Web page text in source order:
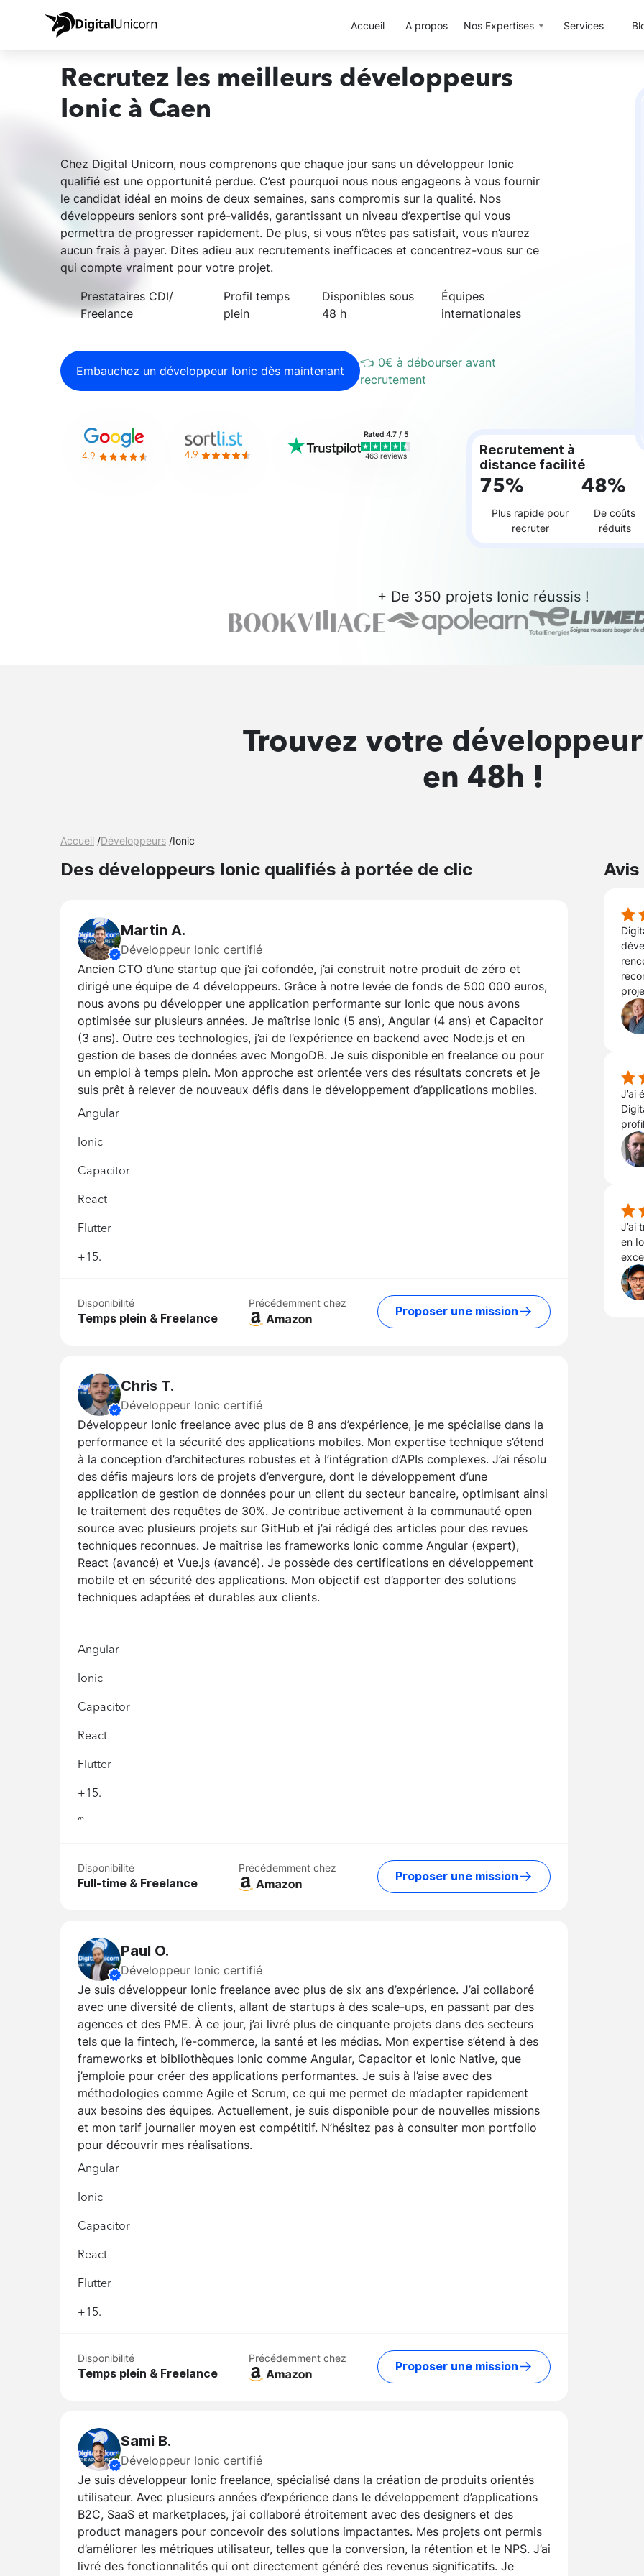
Accueil A propos Nos Expertises Services
Recrutez les meilleurs développeurs
Ionic à Caen
Chez Digital Unicorn, nous comprenons que chaque jour sans un développeur Ionic
qualifié est une opportunité perdue. C’est pourquoi nous nous engageons à vous fournir
le candidat idéal en moins de deux semaines, sans compromis sur la qualité. Nos
développeurs seniors sont pré-validés, garantissant un niveau d’expertise qui vous
permettra de progresser rapidement. De plus, si vous n’êtes pas satisfait, vous n’aurez
aucun frais à payer. Dites adieu aux recrutements inefficaces et concentrez-vous sur ce
qui compte vraiment pour votre projet.
Prestataires CDI/
Freelance
Profil temps
plein
Disponibles sous
48 h
Équipes
internationales
Embauchez un développeur Ionic dès maintenant
👈 0€ à débourseravant
recrutement
4.9 4.9
Rated 4.7 / 5
463 reviews
Recrutement à
distance facilité
75%
Plus rapide pour
recruter
48%
De coûts
réduits
+ De 350 projets Ionic réussis !
Trouvez votre
en 48h !
Accueil /Développeurs /Ionic
Des développeurs Ionic qualifiés à portée de clic
Martin A.
Développeur Ionic certifié
Ancien CTO d’une startup que j’ai cofondée, j’ai construit notre produit de zéro et
dirigé une équipe de 4 développeurs. Grâce à notre levée de fonds de 500 000 euros,
nous avons pu développer une application performante sur Ionic que nous avons
optimisée sur plusieurs années. Je maîtrise Ionic (5 ans), Angular (4 ans) et Capacitor
(3 ans). Outre ces technologies, j’ai de l’expérience en backend avec Node.js et en
gestion de bases de données avec MongoDB. Je suis disponible en freelance ou pour
un emploi à temps plein. Mon approche est orientée vers des résultats concrets et je
suis prêt à relever de nouveaux défis dans le développement d’applications mobiles.
Angular
Ionic
Capacitor
React
Flutter
+15.
Disponibilité
Temps plein & Freelance
Précédemment chez
Proposer une mission
Chris T.
Développeur Ionic certifié
Développeur Ionic freelance avec plus de 8 ans d’expérience, je me spécialise dans la
performance et la sécurité des applications mobiles. Mon expertise technique s’étend
à la conception d’architectures robustes et à l’intégration d’APIs complexes. J’ai résolu
des défis majeurs lors de projets d’envergure, dont le développement d’une
application de gestion de données pour un client du secteur bancaire, optimisant ainsi
le traitement des requêtes de 30%. Je contribue activement à la communauté open
source avec plusieurs projets sur GitHub et j’ai rédigé des articles pour des revues
techniques reconnues. Je maîtrise les frameworks Ionic comme Angular (expert),
React (avancé) et Vue.js (avancé). Je possède des certifications en développement
mobile et en sécurité des applications. Mon objectif est d’apporter des solutions
techniques adaptées et durables aux clients.
Angular
Ionic
Capacitor
React
Flutter
+15.
“`
Disponibilité
Full-time & Freelance
Précédemment chez
Proposer une mission
Paul O.
Développeur Ionic certifié
Je suis développeur Ionic freelance avec plus de six ans d’expérience. J’ai collaboré
avec une diversité de clients, allant de startups à des scale-ups, en passant par des
agences et des PME. À ce jour, j’ai livré plus de cinquante projets dans des secteurs
tels que la fintech, l’e-commerce, la santé et les médias. Mon expertise s’étend à des
frameworks et bibliothèques Ionic comme Angular, Capacitor et Ionic Native, que
j’emploie pour créer des applications performantes. Je suis à l’aise avec des
méthodologies comme Agile et Scrum, ce qui me permet de m’adapter rapidement
aux besoins des équipes. Actuellement, je suis disponible pour de nouvelles missions
et mon tarif journalier moyen est compétitif. N’hésitez pas à consulter mon portfolio
pour découvrir mes réalisations.
Angular
Ionic
Capacitor
React
Flutter
+15.
Disponibilité
Temps plein & Freelance
Précédemment chez
Proposer une mission
Sami B.
Développeur Ionic certifié
Je suis développeur Ionic freelance, spécialisé dans la création de produits orientés
utilisateur. Avec plusieurs années d’expérience dans le développement d’applications
B2C, SaaS et marketplaces, j’ai collaboré étroitement avec des designers et des
product managers pour concevoir des solutions impactantes. Mes projets ont permis
d’améliorer les métriques utilisateur, telles que la conversion, la rétention et le NPS. J’ai
livré des fonctionnalités qui ont directement généré des revenus significatifs. Je
J’ai
J’ai
en